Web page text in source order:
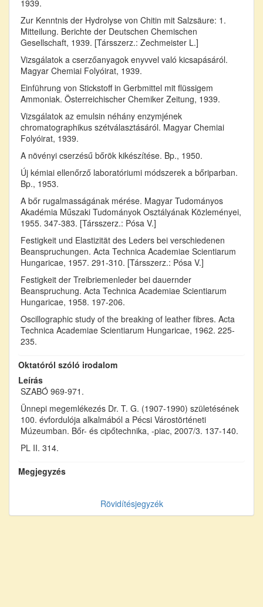
1939.
Zur Kenntnis der Hydrolyse von Chitin mit Salzsäure: 1.
Mitteilung. Berichte der Deutschen Chemischen
Gesellschaft, 1939. [Társszerz.: Zechmeister L.]
Vizsgálatok a cserzőanyagok enyvvel való kicsapásáról.
Magyar Chemiai Folyóirat, 1939.
Einführung von Stickstoff in Gerbmittel mit flüssigem
Ammoniak. Österreichischer Chemiker Zeitung, 1939.
Vizsgálatok az emulsin néhány enzymjének
chromatographikus szétválasztásáról. Magyar Chemiai
Folyóirat, 1939.
A növényi cserzésű bőrök kikészítése. Bp., 1950.
Új kémiai ellenőrző laboratóriumi módszerek a bőriparban.
Bp., 1953.
A bőr rugalmasságának mérése. Magyar Tudományos
Akadémia Műszaki Tudományok Osztályának Közleményei,
1955. 347-383. [Társszerz.: Pósa V.]
Festigkeit und Elastizität des Leders bei verschiedenen
Beanspruchungen. Acta Technica Academiae Scientiarum
Hungaricae, 1957. 291-310. [Társszerz.: Pósa V.]
Festigkeit der Treibriemenleder bei dauernder
Beanspruchung. Acta Technica Academiae Scientiarum
Hungaricae, 1958. 197-206.
Oscillographic study of the breaking of leather fibres. Acta
Technica Academiae Scientiarum Hungaricae, 1962. 225-
235.
Oktatóról szóló irodalom
Leírás
SZABÓ 969-971.
Ünnepi megemlékezés Dr. T. G. (1907-1990) születésének
100. évfordulója alkalmából a Pécsi Várostörténeti
Múzeumban. Bőr- és cipőtechnika, -piac, 2007/3. 137-140.
PL II. 314.
Megjegyzés
Rövidítésjegyzék